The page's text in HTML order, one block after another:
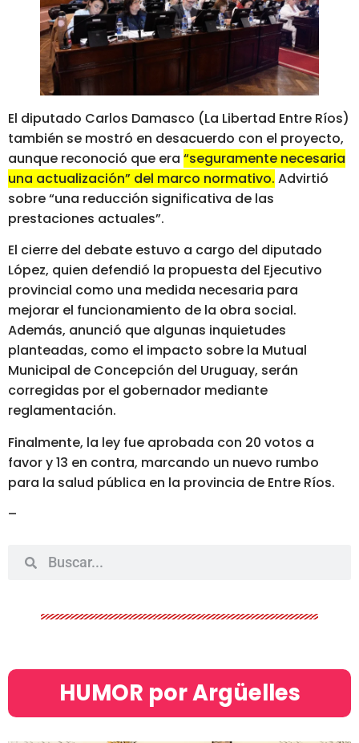
El diputado Carlos Damasco (La Libertad Entre Ríos)
también se mostró en desacuerdo con el proyecto,
aunque reconoció que era “seguramente necesaria
una actualización” del marco normativo. Advirtió
sobre “una reducción significativa de las
prestaciones actuales”.
El cierre del debate estuvo a cargo del diputado
López, quien defendió la propuesta del Ejecutivo
provincial como una medida necesaria para
mejorar el funcionamiento de la obra social.
Además, anunció que algunas inquietudes
planteadas, como el impacto sobre la Mutual
Municipal de Concepción del Uruguay, serán
corregidas por el gobernador mediante
reglamentación.
Finalmente, la ley fue aprobada con 20 votos a
favor y 13 en contra, marcando un nuevo rumbo
para la salud pública en la provincia de Entre Ríos.
–
HUMOR por Argüelles​